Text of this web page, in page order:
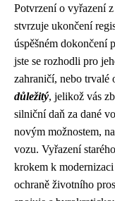
Potvrzení o vyřazení
stvrzuje ukončení
úspěšném dokončení
jste se rozhodli pro
zahraničí, nebo trvalé
důležitý, jelikož vás
silniční daň za dané
novým možnostem,
vozu. Vyřazení
krokem k
ochraně životního